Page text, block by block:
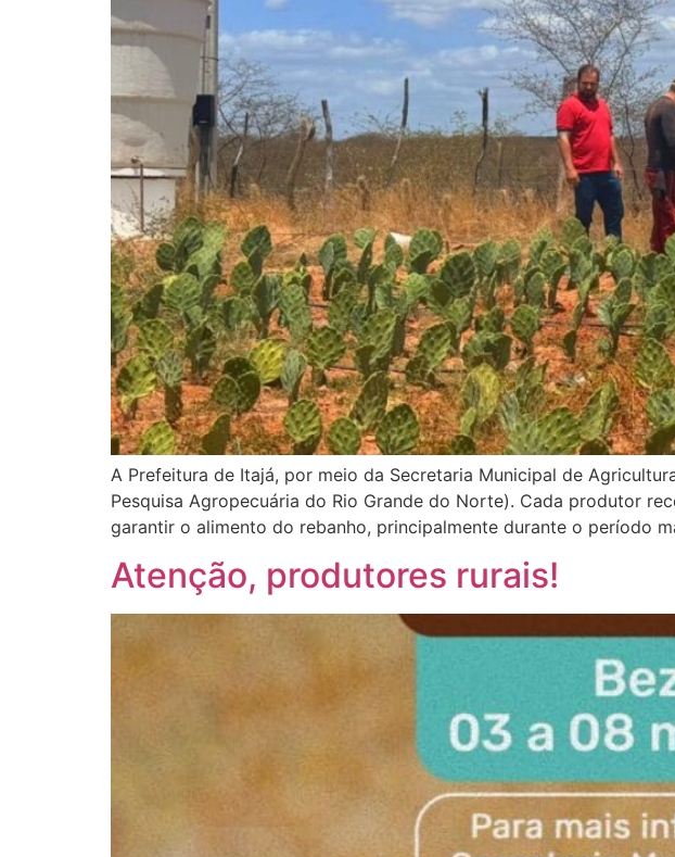
A Prefeitura de Itajá, por meio da Secretaria Municipal de
Pesquisa Agropecuária do Rio Grande do Norte). Cada produtor
garantir o alimento do rebanho, principalmente durante o período
Atenção, produtores rurais!